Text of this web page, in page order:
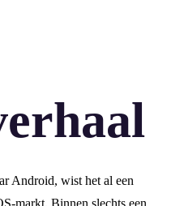
Android, wist het al een
markt. Binnen slechts een